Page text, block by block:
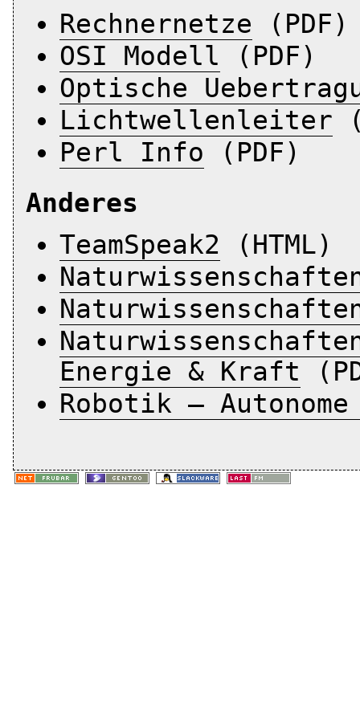
Rechnernetze (PDF)
OSI Modell (PDF)
Optische
Lichtwellenleiter
Perl Info (PDF)
Anderes
TeamSpeak2 (HTML)
Energie & Kraft
Robotik – Autonome